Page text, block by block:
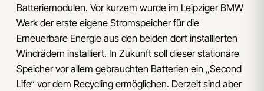
Batteriemodulen. Vor kurzem wurde im Leipziger BMW
Werk der erste eigene Stromspeicher für die
Erneuerbare Energie aus den beiden dort installierten
Windrädern installiert. In Zukunft soll dieser stationäre
Speicher vor allem gebrauchten Batterien ein „Second
Life“ vor dem Recycling ermöglichen. Derzeit sind aber